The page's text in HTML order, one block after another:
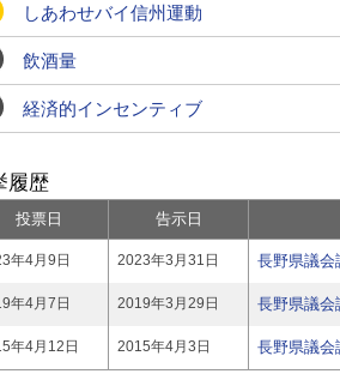
しあわせバイ信州運動
飲酒量
経済的インセンティブ
履歴
投票日 告示日
年4月9日 2023年3月31日 長野県議会
年4月7日 2019年3月29日 長野県議会
年4月12日 2015年4月3日 長野県議会